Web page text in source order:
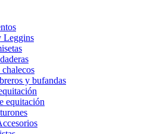
Leggins
y bufandas
equitación